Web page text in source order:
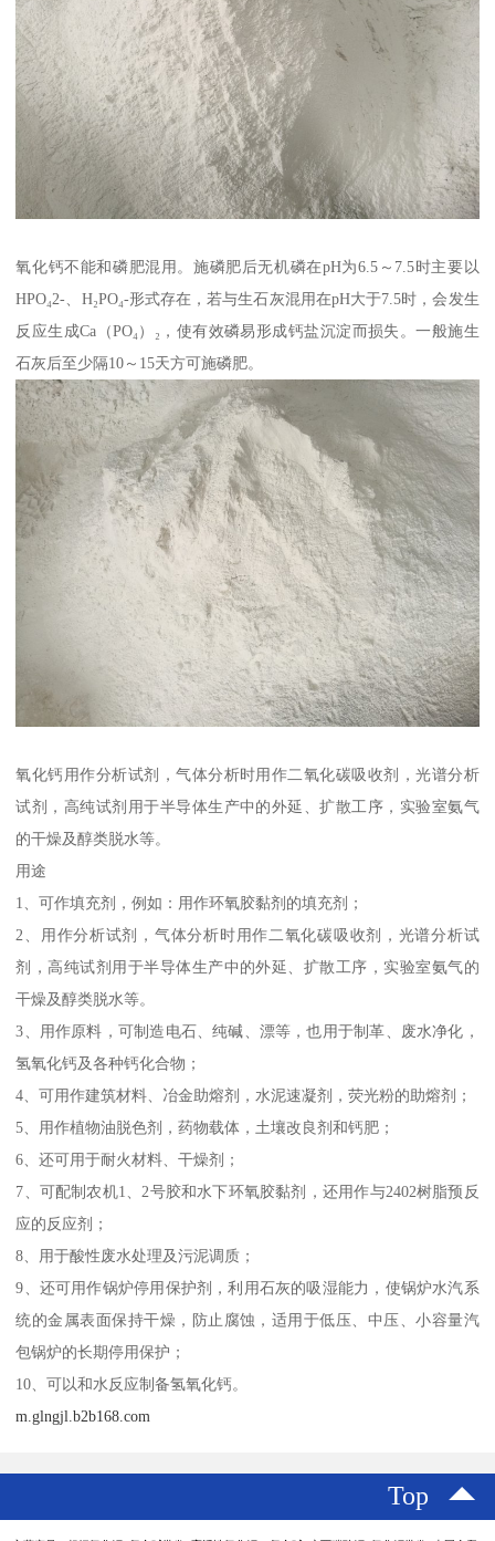
氧化钙不能和磷肥混用。施磷肥后无机磷在pH为6.5～7.5时主要以
HPO₄2-、H₂PO₄-形式存在，若与生石灰混用在pH大于7.5时，会发生
反应生成Ca（PO₄）₂，使有效磷易形成钙盐沉淀而损失。一般施生
石灰后至少隔10～15天方可施磷肥。
氧化钙用作分析试剂，气体分析时用作二氧化碳吸收剂，光谱分析
试剂，高纯试剂用于半导体生产中的外延、扩散工序，实验室氨气
的干燥及醇类脱水等。
用途
1、可作填充剂，例如：用作环氧胶黏剂的填充剂；
2、用作分析试剂，气体分析时用作二氧化碳吸收剂，光谱分析试
剂，高纯试剂用于半导体生产中的外延、扩散工序，实验室氨气的
干燥及醇类脱水等。
3、用作原料，可制造电石、纯碱、漂等，也用于制革、废水净化，
氢氧化钙及各种钙化合物；
4、可用作建筑材料、冶金助熔剂，水泥速凝剂，荧光粉的助熔剂；
5、用作植物油脱色剂，药物载体，土壤改良剂和钙肥；
6、还可用于耐火材料、干燥剂；
7、可配制农机1、2号胶和水下环氧胶黏剂，还用作与2402树脂预反
应的反应剂；
8、用于酸性废水处理及污泥调质；
9、还可用作锅炉停用保护剂，利用石灰的吸湿能力，使锅炉水汽系
统的金属表面保持干燥，防止腐蚀，适用于低压、中压、小容量汽
包锅炉的长期停用保护；
10、可以和水反应制备氢氧化钙。
m.glngjl.b2b168.com
Top